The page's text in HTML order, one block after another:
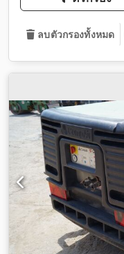
ลบตัวกรองทั้งหมด